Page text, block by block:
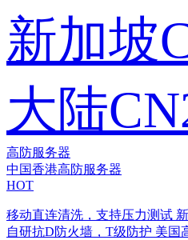
新加坡
大陆
高防服务器
中国香港高防服务器
HOT
移动直连清洗，支持压力测试
自研抗D防火墙，T级防护 美国